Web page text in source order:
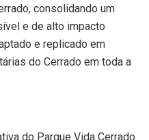
consolidando um
e de alto impacto
e replicado em
do Cerrado em toda a
do Parque Vida Cerrado